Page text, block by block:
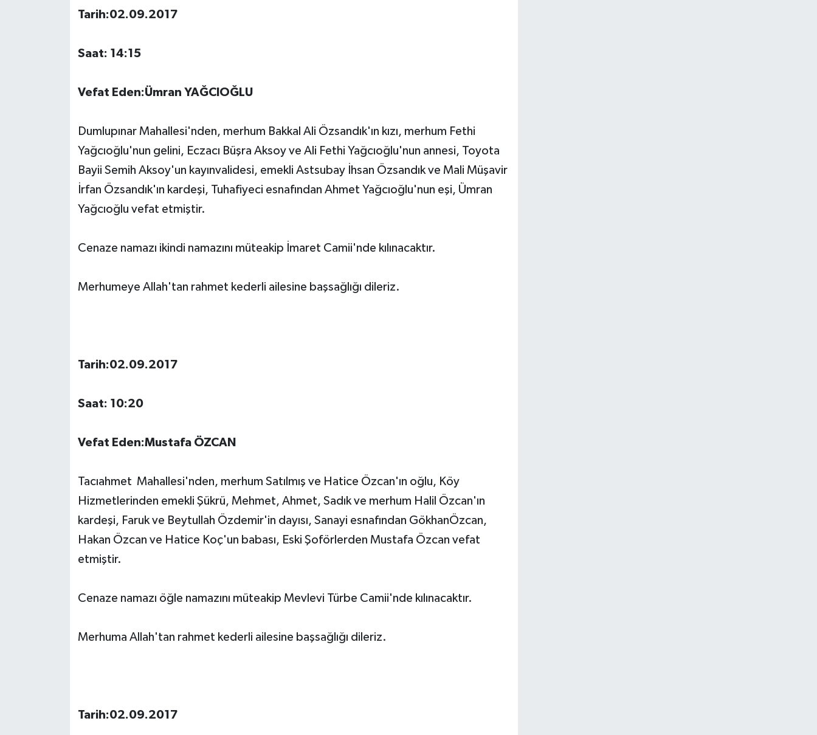
Tarih:02.09.2017
Saat: 14:15
Vefat Eden:Ümran YAĞCIOĞLU
Dumlupınar Mahallesi'nden, merhum Bakkal Ali Özsandık'ın kızı, merhum Fethi
Yağcıoğlu'nun gelini, Eczacı Büşra Aksoy ve Ali Fethi Yağcıoğlu'nun annesi, Toyota
Bayii Semih Aksoy'un kayınvalidesi, emekli Astsubay İhsan Özsandık ve Mali Müşavir
İrfan Özsandık'ın kardeşi, Tuhafiyeci esnafından Ahmet Yağcıoğlu'nun eşi, Ümran
Yağcıoğlu vefat etmiştir.
Cenaze namazı ikindi namazını müteakip İmaret Camii'nde kılınacaktır.
Merhumeye Allah'tan rahmet kederli ailesine başsağlığı dileriz.
Tarih:02.09.2017
Saat: 10:20
Vefat Eden:Mustafa ÖZCAN
Tacıahmet Mahallesi'nden, merhum Satılmış ve Hatice Özcan'ın oğlu, Köy
Hizmetlerinden emekli Şükrü, Mehmet, Ahmet, Sadık ve merhum Halil Özcan'ın
kardeşi, Faruk ve Beytullah Özdemir'in dayısı, Sanayi esnafından GökhanÖzcan,
Hakan Özcan ve Hatice Koç'un babası, Eski Şoförlerden Mustafa Özcan vefat
etmiştir.
Cenaze namazı öğle namazını müteakip Mevlevi Türbe Camii'nde kılınacaktır.
Merhuma Allah'tan rahmet kederli ailesine başsağlığı dileriz.
Tarih:02.09.2017